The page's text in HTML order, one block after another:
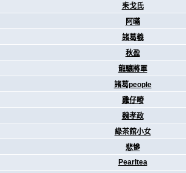
耒戈氏
阿暪
諸葛羲
秋盈
龍驤將軍
諸葛people
雞仔嘜
魏孝政
綠茶館小女
悲慘
Pearltea